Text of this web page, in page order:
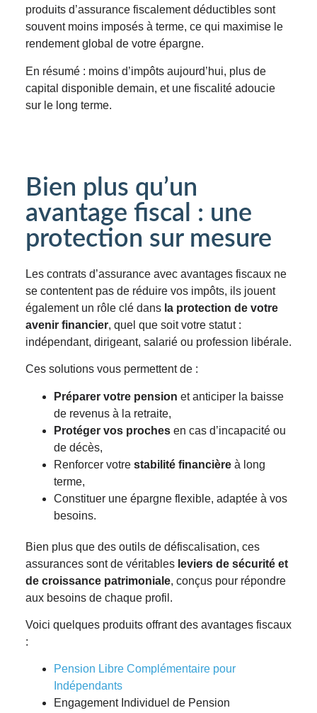
produits d’assurance fiscalement déductibles sont
souvent moins imposés à terme, ce qui maximise le
rendement global de votre épargne.
En résumé : moins d’impôts aujourd’hui, plus de
capital disponible demain, et une fiscalité adoucie
sur le long terme.
Bien plus qu’un
avantage fiscal : une
protection sur mesure
Les contrats d’assurance avec avantages fiscaux ne
se contentent pas de réduire vos impôts, ils jouent
également un rôle clé dans la protection de votre
avenir financier, quel que soit votre statut :
indépendant, dirigeant, salarié ou profession libérale.
Ces solutions vous permettent de :
Préparer votre pension et anticiper la baisse
de revenus à la retraite,
Protéger vos proches en cas d’incapacité ou
de décès,
Renforcer votre stabilité financière à long
terme,
Constituer une épargne flexible, adaptée à vos
besoins.
Bien plus que des outils de défiscalisation, ces
assurances sont de véritables leviers de sécurité et
de croissance patrimoniale, conçus pour répondre
aux besoins de chaque profil.
Voici quelques produits offrant des avantages fiscaux
:
Pension Libre Complémentaire pour
Indépendants
Engagement Individuel de Pension